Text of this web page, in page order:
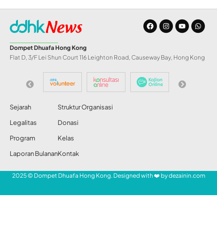
Dompet Dhuafa Hong Kong
Flat D, 3/F Lei Shun Court 116 Leighton Road, Causeway Bay, Hong Kong
Sejarah
Legalitas
Program
Laporan Bulanan
Struktur Organisasi
Donasi
Kelas
Kontak
2025 © Dompet Dhuafa Hong Kong. Designed with ❤️ bydezainin.com